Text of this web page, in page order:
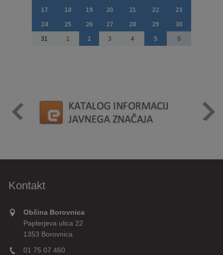
17
18 19 20 21 22
23
24
25 26 27 28 29
30
31
1 2 3 4 5 6
Kontakt
Občina Borovnica
Paplerjeva ulica 22
1353 Borovnica
01 75 07 460